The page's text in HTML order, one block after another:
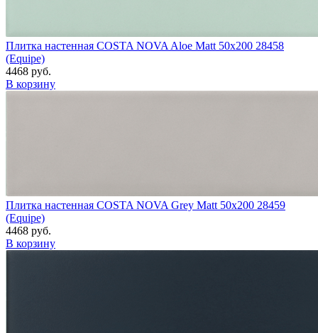
Плитка настенная COSTA NOVA Aloe Matt 50x200 28458
(Equipe)
4468 руб.
В корзину
Плитка настенная COSTA NOVA Grey Matt 50x200 28459
(Equipe)
4468 руб.
В корзину